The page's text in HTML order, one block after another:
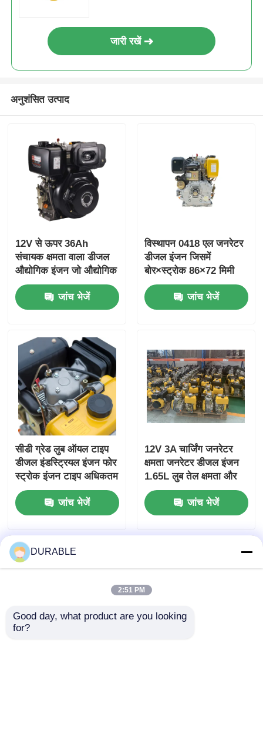
जारी रखें
अनुशंसित उत्पाद
12V से ऊपर 36Ah
संचायक क्षमता वाला डीजल
औद्योगिक इंजन जो औद्योगिक
शक्ति के लिए समग्र आयाम
420×440×495 मिमी प्रदान
करता है
जांच भेजें
विस्थापन 0418 एल जनरेटर
डीजल इंजन जिसमें
बोर×स्ट्रोक 86×72 मिमी
और समग्र आयाम
420×440×495 मिमी
शामिल हैं, जो प्रदर्शन के लिए
जांच भेजें
सीडी ग्रेड लुब ऑयल टाइप
डीजल इंडस्ट्रियल इंजन फोर
स्ट्रोक इंजन टाइप अधिकतम
टिकाऊपन और प्रदर्शन के
लिए डिज़ाइन किया गया
जांच भेजें
12V 3A चार्जिंग जनरेटर
क्षमता जनरेटर डीजल इंजन
1.65L लुब तेल क्षमता और
ऊर्जा आपूर्ति के लिए ऊपर
12V 36Ah संचायक क्षमता
प्रदान करता है
जांच भेजें
DURABLE
2:51 PM
Good day, what product are you looking
for?